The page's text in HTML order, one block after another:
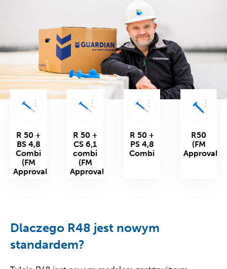
Dlaczego R48 jest nowym
standardem?
R 50 +
BS 4,8
Combi
(FM
Approval)
R 50 +
CS 6,1
combi
(FM
Approval)
R 50 +
PS 4,8
Combi
R50
(FM
Approval)